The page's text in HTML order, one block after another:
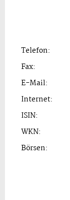
Telefon:
Fax:
E-Mail:
Internet:
ISIN:
WKN:
Börsen: